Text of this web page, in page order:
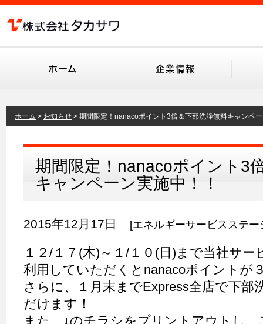
ホーム お知らせ 期間限定！nanacoポイント3倍＆下部洗浄無料キャンペ
期間限定！nanacoポイント3
キャンペーン実施中！！
2015年12月17日 [エネルギーサービスステー
１２/１７(木)～１/１０(日)まで当社サ
利用していただくとnanacoポイントが
さらに、１月末までExpress全店で下部
だけます！
また、↓のチラシをプリントアウトし